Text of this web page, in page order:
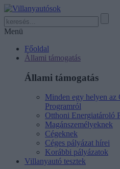
Menü
Főoldal
Állami támogatás
Állami támogatás
Minden egy helyen az
Programról
Otthoni Energiatároló
Magánszemélyeknek
Cégeknek
Céges pályázat hírei
Korábbi pályázatok
Villanyautó tesztek